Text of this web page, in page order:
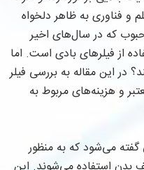
و فناوری به ظاهر دلخواه
که در سال‌های اخیر
از فیلرهای بادی است. اما
این مقاله به بررسی فیلر
و هزینه‌های مربوط به
گفته می‌شود که به منظور